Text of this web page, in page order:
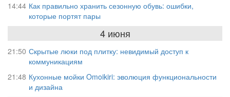
14:44 Как правильно хранить сезонную обувь: ошибки,
которые портят пары
4 июня
21:50 Скрытые люки под плитку: невидимый доступ к
коммуникациям
21:48 Кухонные мойки Omoikiri: эволюция функциональности
и дизайна